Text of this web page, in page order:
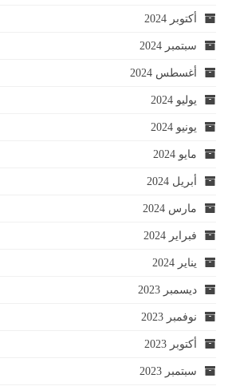
أكتوبر 2024
سبتمبر 2024
أغسطس 2024
يوليو 2024
يونيو 2024
مايو 2024
أبريل 2024
مارس 2024
فبراير 2024
يناير 2024
ديسمبر 2023
نوفمبر 2023
أكتوبر 2023
سبتمبر 2023